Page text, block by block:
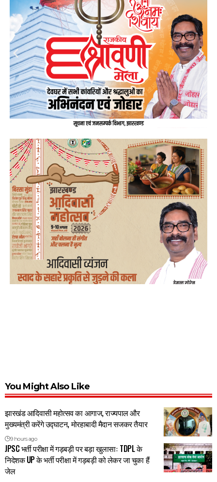
You Might Also Like
झारखंड आदिवासी महोत्सव का आगाज, राज्यपाल और
मुख्यमंत्री करेंगे उद्घाटन, मोरहाबादी मैदान सजकर तैयार
9 hours ago
JPSC भर्ती परीक्षा में गड़बड़ी पर बड़ा खुलासाः TDPL के
निदेशक UP के भर्ती परीक्षा में गड़बड़ी को लेकर जा चुका हैं
जेल